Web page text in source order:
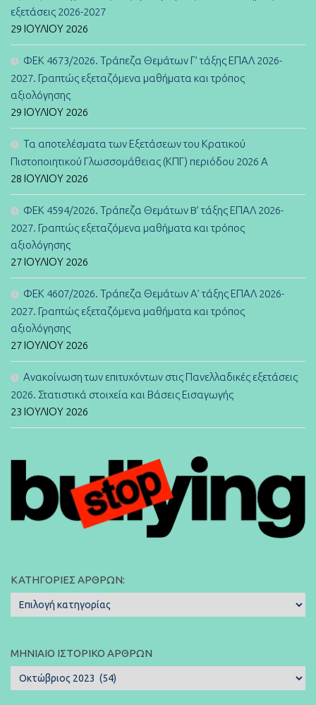
εξετάσεις 2026-2027
29 ΙΟΥΛΊΟΥ 2026
ΦΕΚ 4673/2026. Τράπεζα Θεμάτων Γ’ τάξης ΕΠΑΛ 2026-
2027. Γραπτώς εξεταζόμενα μαθήματα και τρόπος
αξιολόγησης
29 ΙΟΥΛΊΟΥ 2026
Τα αποτελέσματα των Εξετάσεων του Κρατικού
Πιστοποιητικού Γλωσσομάθειας (ΚΠΓ) περιόδου 2026 Α
28 ΙΟΥΛΊΟΥ 2026
ΦΕΚ 4594/2026. Τράπεζα Θεμάτων B’ τάξης ΕΠΑΛ 2026-
2027. Γραπτώς εξεταζόμενα μαθήματα και τρόπος
αξιολόγησης
27 ΙΟΥΛΊΟΥ 2026
ΦΕΚ 4607/2026. Τράπεζα Θεμάτων Α’ τάξης ΕΠΑΛ 2026-
2027. Γραπτώς εξεταζόμενα μαθήματα και τρόπος
αξιολόγησης
27 ΙΟΥΛΊΟΥ 2026
Ανακοίνωση των επιτυχόντων στις Πανελλαδικές εξετάσεις
2026. Στατιστικά στοιχεία και Βάσεις Εισαγωγής
23 ΙΟΥΛΊΟΥ 2026
ΚΑΤΗΓΟΡΊΕΣ ΆΡΘΡΩΝ:
Κατηγορίες
Άρθρων:
ΜΗΝΙΑΊΟ ΙΣΤΟΡΙΚΌ ΆΡΘΡΩΝ
Μηνιαίο
Ιστορικό